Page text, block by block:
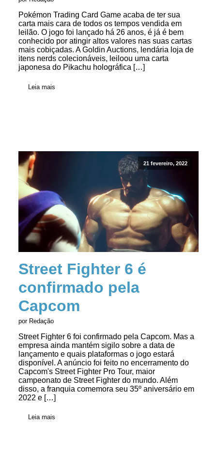
Pokémon Trading Card Game acaba de ter sua
carta mais cara de todos os tempos vendida em
leilão. O jogo foi lançado há 26 anos, é já é bem
conhecido por atingir altos valores nas suas cartas
mais cobiçadas. A Goldin Auctions, lendária loja de
itens nerds colecionáveis, leiloou uma carta
japonesa do Pikachu holográfica […]
Leia mais
21 fevereiro, 2022
Street Fighter 6 é
confirmado pela
Capcom
por Redação
Street Fighter 6 foi confirmado pela Capcom. Mas a
empresa ainda mantém sigilo sobre a data de
lançamento e quais plataformas o jogo estará
disponível. A anúncio foi feito no encerramento do
Capcom's Street Fighter Pro Tour, maior
campeonato de Street Fighter do mundo. Além
disso, a franquia comemora seu 35º aniversário em
2022 e […]
Leia mais